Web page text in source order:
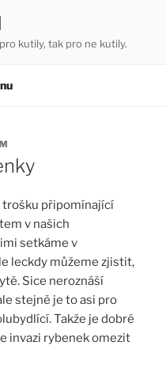
kutily, tak pro ne kutily.
trošku připomínající
v našich
setkáme v
leckdy můžeme zjistit,
Sice neroznáší
stejně je to asi pro
Takže je dobré
invazi rybenek omezit